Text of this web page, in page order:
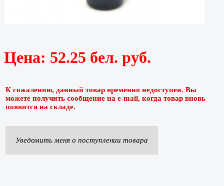
Цена: 52.25 бел. руб.
К сожалению, данный товар временно недоступен. Вы
можете получить сообщение на e-mail, когда товар вновь
появится на складе.
Уведомить меня о поступлении товара